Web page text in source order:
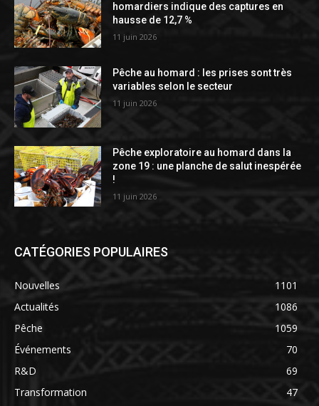
homardiers indique des captures en
hausse de 12,7 %
11 juin 2026
Pêche au homard : les prises sont très
variables selon le secteur
11 juin 2026
Pêche exploratoire au homard dans la
zone 19 : une planche de salut inespérée
!
11 juin 2026
CATÉGORIES POPULAIRES
Nouvelles
1101
Actualités
1086
Pêche
1059
Événements
70
R&D
69
Transformation
47